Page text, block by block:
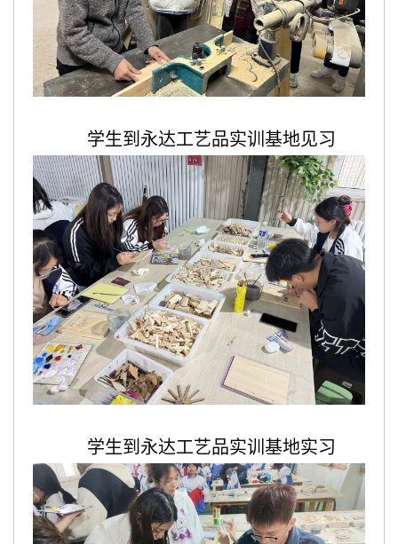
学生到永达工艺品实训基地见习
学生到永达工艺品实训基地实习